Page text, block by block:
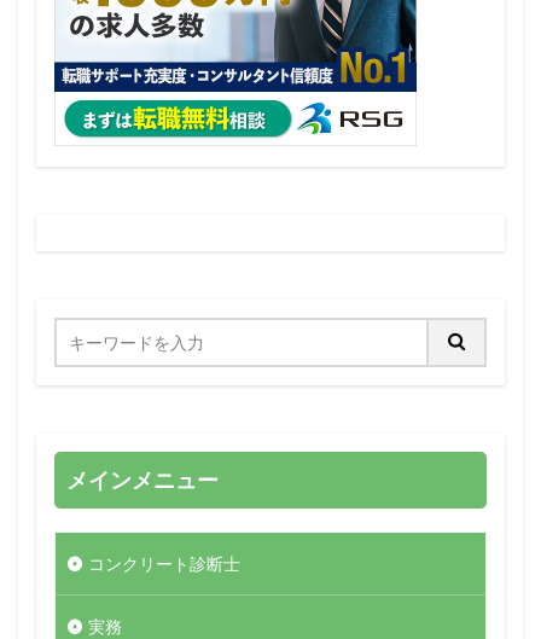
メインメニュー
コンクリート診断士
実務